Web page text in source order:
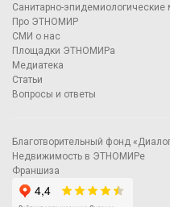
Санитарно-эпидемиологические
Про ЭТНОМИР
СМИ о нас
Площадки ЭТНОМИРа
Медиатека
Статьи
Вопросы и ответы
Благотворительный фонд
Недвижимость в ЭТНОМИРе
Франшиза